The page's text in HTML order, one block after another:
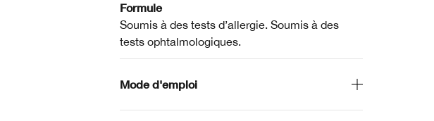
Formule
Soumis à des tests d’allergie. Soumis à des
tests ophtalmologiques.
Mode d'emploi